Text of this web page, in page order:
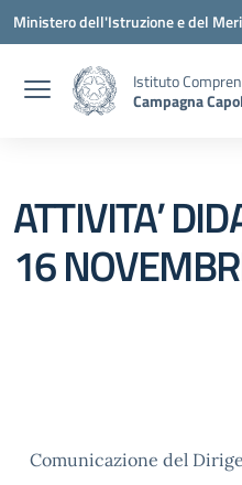
Vai ai contenuti
Vai al menu di navigazione
Vai al footer
Ministero dell'Istruzione e del
Istituto
Campagna
ATTIVITA’
16
Comunicazione del